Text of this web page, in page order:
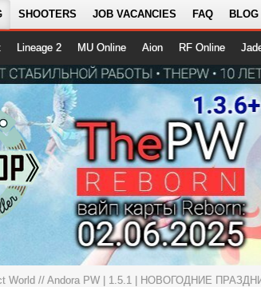
SHOOTERS JOB VACANCIES FAQ BLOG
Lineage 2 MU Online Aion RF Online
World // Andora PW | 1.5.1 | НОВОГОДНИЕ